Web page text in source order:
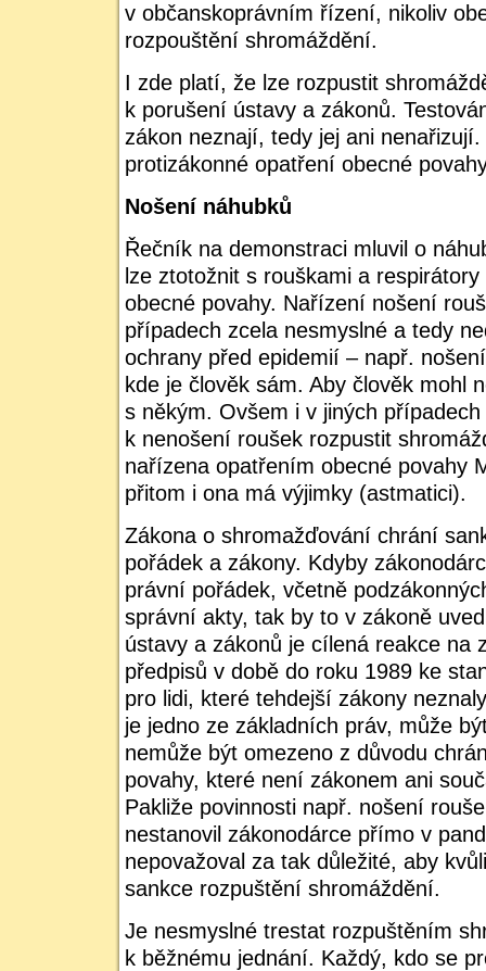
v občanskoprávním řízení, nikoliv
rozpouštění shromáždění.
I zde platí, že lze rozpustit
k porušení ústavy a zákonů.
zákon neznají, tedy jej ani
protizákonné opatření obecné
Nošení náhubků
Řečník na demonstraci mluvil o
lze ztotožnit s rouškami a
obecné povahy. Nařízení nošení
případech zcela nesmyslné a tedy
ochrany před epidemií – např.
kde je člověk sám. Aby člověk mohl
s někým. Ovšem i v jiných
k nenošení roušek rozpustit
nařízena opatřením obecné povahy
přitom i ona má výjimky (astmatici).
Zákona o shromažďování chrání
pořádek a zákony. Kdyby
právní pořádek, včetně
správní akty, tak by to v zákoně
ústavy a zákonů je cílená reakce na
předpisů v době do roku 1989 ke
pro lidi, které tehdejší zákony
je jedno ze základních práv, může
nemůže být omezeno z důvodu
povahy, které není zákonem ani
Pakliže povinnosti např. nošení
nestanovil zákonodárce přímo v
nepovažoval za tak důležité, aby
sankce rozpuštění shromáždění.
Je nesmyslné trestat rozpuštěním
k běžnému jednání. Každý, kdo se